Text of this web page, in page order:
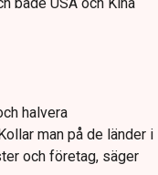
halvera
man på de länder i
och företag, säger